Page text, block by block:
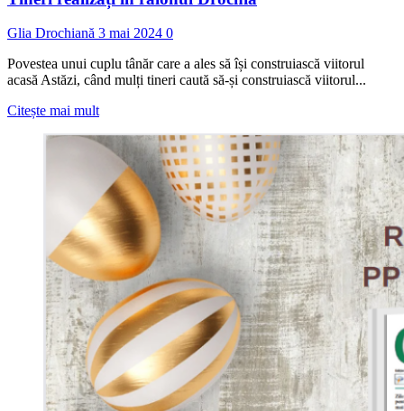
Glia Drochiană 3 mai 2024 0
Povestea unui cuplu tânăr care a ales să își construiască viitorul
acasă Astăzi, când mulți tineri caută să-și construiască viitorul...
Citește mai multRead
about
Tineri
realizați
în
raionul
Drochia